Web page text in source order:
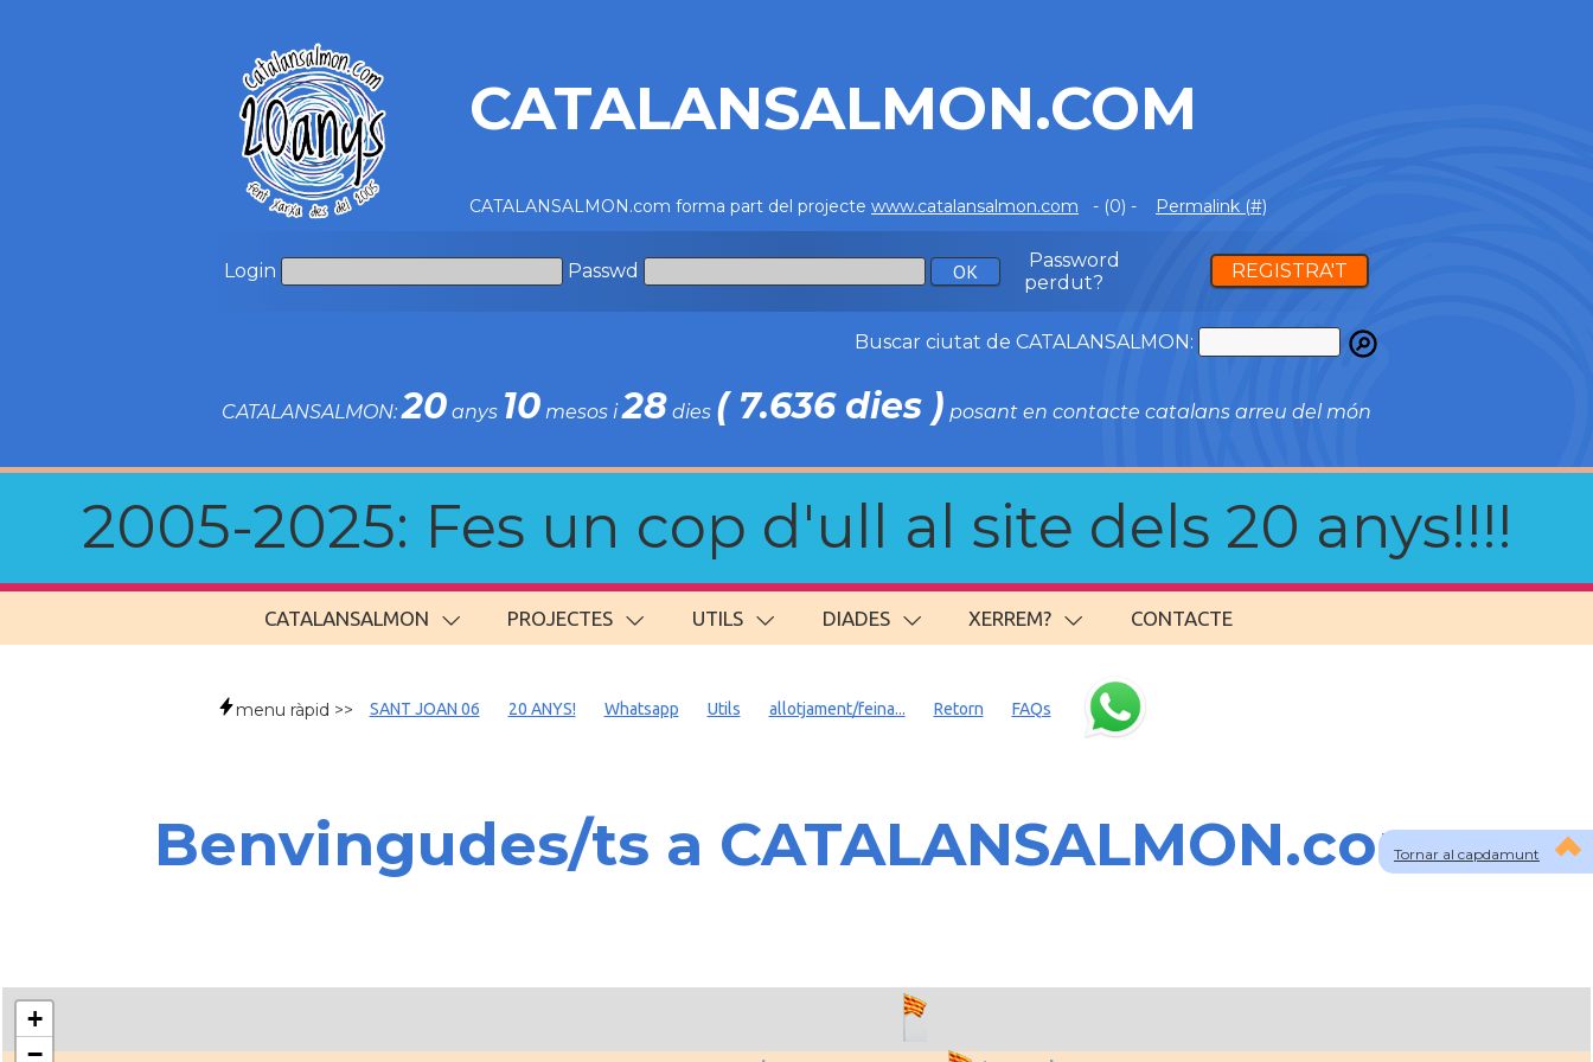
CATALANSALMON.COM
CATALANSALMON.com forma part del projecte www.catalansalmon.com - (0) - Permalink (#)
Login Passwd
Password
perdut?
REGISTRA'T
Buscar ciutat de CATALANSALMON:
CATALANSALMON:20 anys 10 mesos i28 dies ( 7.636 dies ) posant en contacte catalans arreu del món
2005-2025: Fes un cop d'ull al site dels 20 anys!!!!
CATALANSALMON PROJECTES UTILS DIADES XERREM? CONTACTE
Tornar al capdamunt
menu ràpid >> SANT JOAN 06 20 ANYS! Whatsapp Utils allotjament/feina... Retorn FAQs
Benvingudes/ts a CATALANSALMON.com
+
−